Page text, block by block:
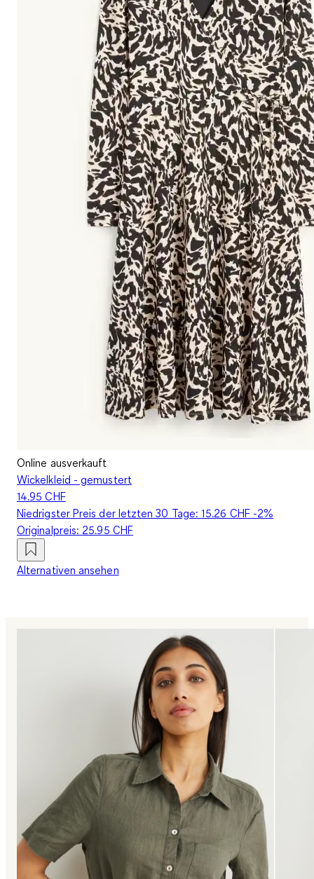
Online ausverkauft
Wickelkleid - gemustert
14.95 CHF
Niedrigster Preis der letzten 30 Tage:15.26 CHF-2%
Originalpreis: 25.95 CHF
Alternativen ansehen